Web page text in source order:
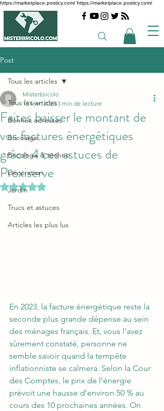
https://marketplace.posticy.com/ https://marketplace.posticy.com/
Post
Tous les articles
Bonnes adresses
Bricolage
Bricolage & techno
Décoration
Jardin
Trucs et astuces
Articles les plus lus
Tous les articles
Faites baisser le montant de
vos factures énergétiques
grâce 4 ces astuces de
Proxiserve
Misterbricolo
13 févr. 2023 3 min de lecture
Noté NaN étoiles sur 5.
En 2023, la facture énergétique reste la
seconde plus grande dépense au sein
des ménages français. Et, vous l’avez
sûrement constaté, personne ne
semble savoir quand la tempête
inflationniste se calmera. Selon la Cour
des Comptes, le prix de l’énergie
prévoit une hausse d’environ 50 % au
cours des 10 prochaines années. On